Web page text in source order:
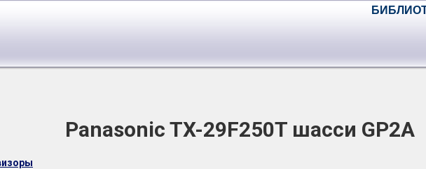
Panasonic TX-29F250T шасси GP2A